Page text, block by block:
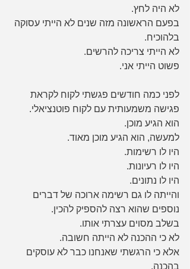
לא היה לחץ.
בפעם הראשונה מזה שנים לא הייתי עסוקה
בלהוכיח.
לא הייתי צריכה להרשים.
פשוט הייתי אני.
לפני כמה חודשים פגשתי לקוח לקראת
פגישה משמעותית עם לקוח פוטנציאלי.
הוא הגיע מוכן.
למעשה, הוא הגיע מוכן מאוד.
היו לו רשימות.
היו לו רעיונות.
היו לו נתונים.
והייתה לו גם רשימה ארוכה של דברים
נוספים שהוא רצה להספיק להכין.
בשלב מסוים עצרתי אותו.
לא כי ההכנה לא הייתה חשובה.
אלא כי הרגשתי שאנחנו כבר לא עוסקים
בהכנה.